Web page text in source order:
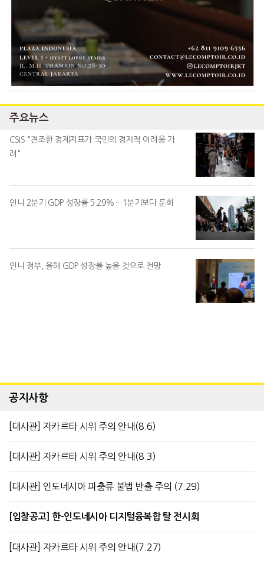
주요뉴스
CSIS "견조한 경제지표가 국민의 경제적 어려움 가
려"
인니 2분기 GDP 성장률 5.29%…1분기보다 둔화
인니 정부, 올해 GDP 성장률 높을 것으로 전망
공지사항
[대사관] 자카르타 시위 주의 안내(8.6)
[대사관] 자카르타 시위 주의 안내(8.3)
[대사관] 인도네시아 파충류 불법 반출 주의 (7.29)
[입찰공고] 한-인도네시아 디지털융복합 탈 전시회
[대사관] 자카르타 시위 주의 안내(7.27)